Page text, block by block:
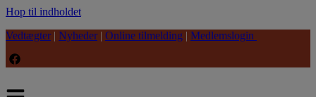
Hop til indholdet
Vedtægter | Nyheder | Online tilmelding | Medlemslogin